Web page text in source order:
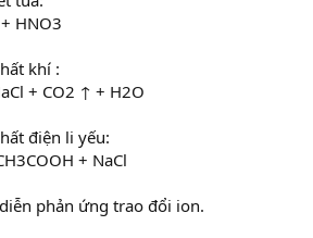
HNO3
khí :
+ CO2 ↑ + H2O
điện li yếu:
+ NaCl
phản ứng trao đổi ion.